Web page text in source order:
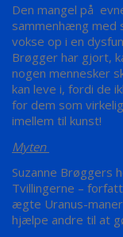
Den mangel på
sammenhæng med
vokse op i en
Brøgger har gjort,
nogen mennesker
kan leve i, fordi de
for dem som
imellem til kunst!
Myten
Suzanne Brøggers
Tvillingerne –
ægte Uranus-
hjælpe andre til at